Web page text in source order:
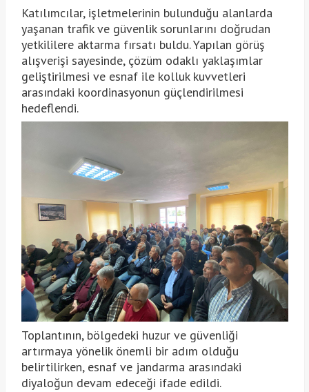
Katılımcılar, işletmelerinin bulunduğu alanlarda
yaşanan trafik ve güvenlik sorunlarını doğrudan
yetkililere aktarma fırsatı buldu. Yapılan görüş
alışverişi sayesinde, çözüm odaklı yaklaşımlar
geliştirilmesi ve esnaf ile kolluk kuvvetleri
arasındaki koordinasyonun güçlendirilmesi
hedeflendi.
Toplantının, bölgedeki huzur ve güvenliği
artırmaya yönelik önemli bir adım olduğu
belirtilirken, esnaf ve jandarma arasındaki
diyaloğun devam edeceği ifade edildi.